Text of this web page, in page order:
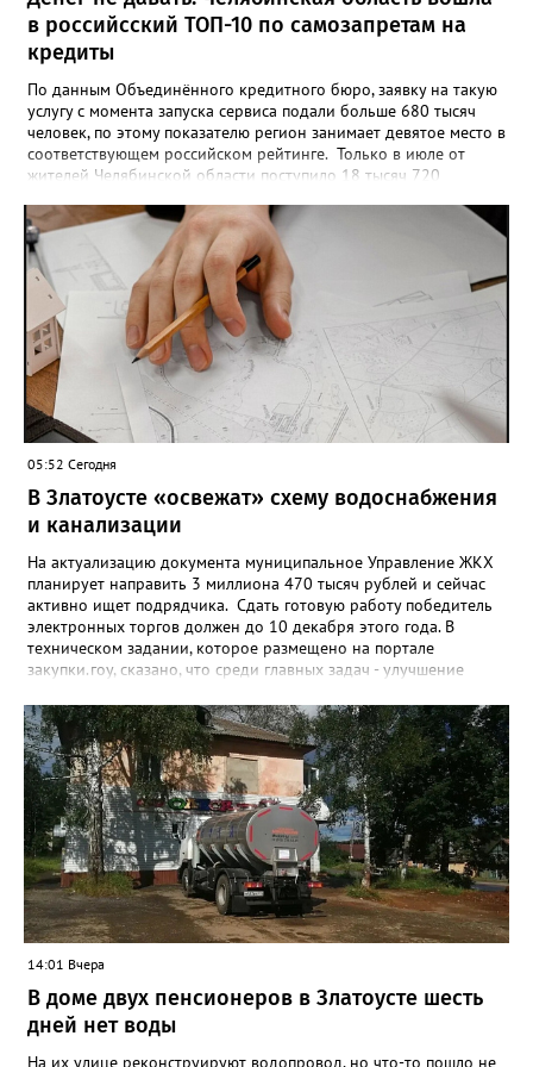
в российсский ТОП-10 по самозапретам на
кредиты
По данным Объединённого кредитного бюро, заявку на такую
услугу с момента запуска сервиса подали больше 680 тысяч
человек, по этому показателю регион занимает девятое место в
соответствующем российском рейтинге. Только в июле от
жителей Челябинской области поступило 18 тысяч 720
снятие. В целом не давать им взаймы сегодня просят 543 с
лишним тысячи человек. Почти 89 тысяч за это время решили
запрет отозвать. При этом, утверждают аналитики бюро,
примерно каждый пятый из тех, кто установил самозапрет,
никогда кредиты не брал, столько же погасили долги недавно,
а больше половины имеют долговые обязательства сейчас.
05:52 Сегодня
В Златоусте «освежат» схему водоснабжения
и канализации
На актуализацию документа муниципальное Управление ЖКХ
планирует направить 3 миллиона 470 тысяч рублей и сейчас
активно ищет подрядчика. Сдать готовую работу победитель
электронных торгов должен до 10 декабря этого года. В
техническом задании, которое размещено на портале
закупки.гоу, сказано, что среди главных задач - улучшение
повышение энергоэффективности систем. Кроме электронных
схем, исполнителю нужно разработать предложения по
строительству и реконструкции водоснабжения и канализации,
оценив размер вложений, а также представить перечень
бесхозных объектов и возможные сценарии развития этой
сферы городского хозяйства. В июне 2025 года
«Златоуст.инфо» сообщал о подобных торгах. Тогда цена
вопроса была почти в три раза выше - 9 миллионов 13 тысяч
486 рублей, а в списке работ была разработка электронной
системы ливнёвок.
14:01 Вчера
В доме двух пенсионеров в Златоусте шесть
дней нет воды
На их улице реконструируют водопровод, но что-то пошло не